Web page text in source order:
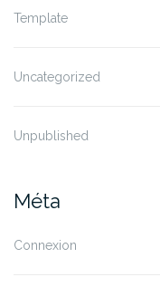
Template
Uncategorized
Unpublished
Méta
Connexion